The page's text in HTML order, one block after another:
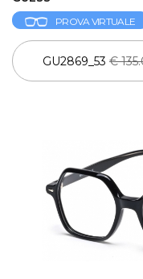
PROVA VIRTUALE
GU2869_53 €